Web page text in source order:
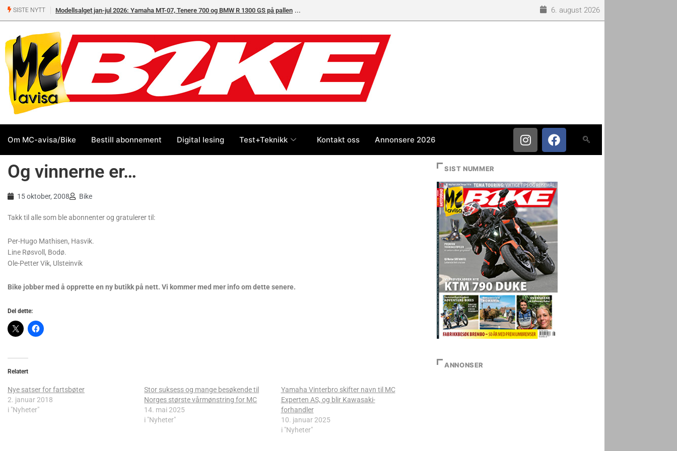
SISTE NYTT Modellsalget jan-jul 2026: Yamaha MT-07, Tenere 700 og BMW R 1300 GS på pallen 6. august 2026
Om MC-avisa/Bike Bestill abonnement Digital lesing Test+Teknikk Kontakt oss Annonsere 2026
Og vinnerne er…
15 oktober, 2008 Bike
Takk til alle som ble abonnenter og gratulerer til:
Per-Hugo Mathisen, Hasvik.
Line Røsvoll, Bodø.
Ole-Petter Vik, Ulsteinvik
Bike jobber med å opprette en ny butikk på nett. Vi kommer med mer info om dette senere.
Del dette:
Relatert
Nye satser for fartsbøter
2. januar 2018
i "Nyheter"
Stor suksess og mange besøkende til
Norges største vårmønstring for MC
14. mai 2025
i "Nyheter"
Yamaha Vinterbro skifter navn til MC
Experten AS, og blir Kawasaki-
forhandler
10. januar 2025
i "Nyheter"
SIST NUMMER
ANNONSER